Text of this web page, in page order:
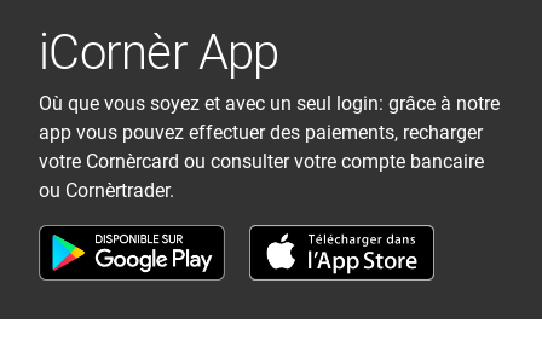
iCornèr App
Où que vous soyez et avec un seul login: grâce à notre
app vous pouvez effectuer des paiements, recharger
votre Cornèrcard ou consulter votre compte bancaire
ou Cornèrtrader.